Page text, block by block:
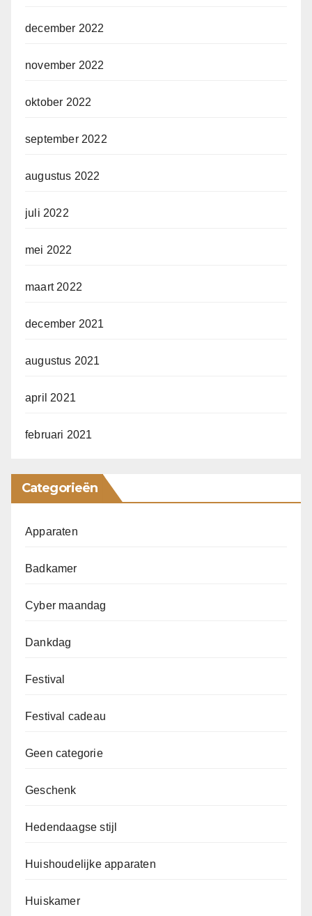
december 2022
november 2022
oktober 2022
september 2022
augustus 2022
juli 2022
mei 2022
maart 2022
december 2021
augustus 2021
april 2021
februari 2021
Categorieën
Apparaten
Badkamer
Cyber maandag
Dankdag
Festival
Festival cadeau
Geen categorie
Geschenk
Hedendaagse stijl
Huishoudelijke apparaten
Huiskamer